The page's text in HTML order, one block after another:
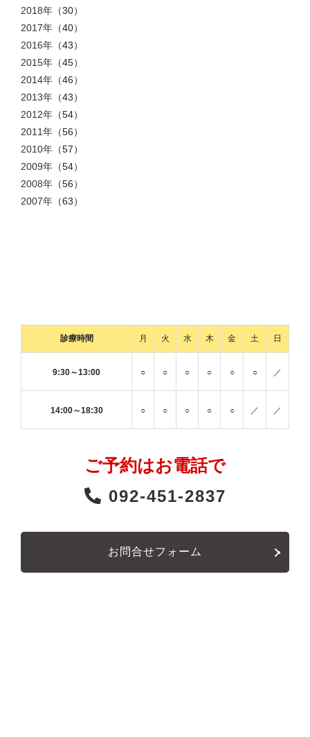
2018年 （30）
2017年 （40）
2016年 （43）
2015年 （45）
2014年 （46）
2013年 （43）
2012年 （54）
2011年 （56）
2010年 （57）
2009年 （54）
2008年 （56）
2007年 （63）
診療時間 月 火 水 木 金 土 日
9:30～13:00 ○ ○ ○ ○ ○ ○ ／
14:00～18:30 ○ ○ ○ ○ ○ ／ ／
ご予約はお電話で
092-451-2837
お問合せフォーム